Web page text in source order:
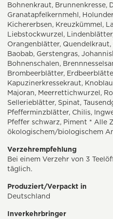
Bohnenkraut, Brunnenkresse,
Granatapfelkernmehl,
Kichererbsen, Kreuzkümmel,
Liebstockwurzel,
Orangenblätter,
Baobab, Gerstengras,
Bohnenschalen,
Brombeerblätter,
Kapuzinerkressekraut,
Majoran, Meerrettichwurzel,
Sellerieblätter, Spinat,
Pfefferminzblätter, Chilis,
Pfeffer schwarz, Piment * Alle
ökologischem/biologischem
Verzehrempfehlung
Bei einem Verzehr von 3
täglich.
Produziert/Verpackt in
Deutschland
Inverkehrbringer